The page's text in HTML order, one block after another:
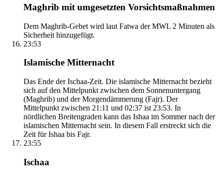
Maghrib mit umgesetzten Vorsichtsmaßnahmen
Dem Maghrib-Gebet wird laut Fatwa der MWL 2 Minuten als
Sicherheit hinzugefügt.
23:53
Islamische Mitternacht
Das Ende der Ischaa-Zeit. Die islamische Mitternacht bezieht
sich auf den Mittelpunkt zwischen dem Sonnenuntergang
(Maghrib) und der Morgendämmerung (Fajr). Der
Mittelpunkt zwischen 21:11 und 02:37 ist 23:53. In
nördlichen Breitengraden kann das Ishaa im Sommer nach der
islamischen Mitternacht sein. In diesem Fall erstreckt sich die
Zeit für Ishaa bis Fajr.
23:55
Ischaa